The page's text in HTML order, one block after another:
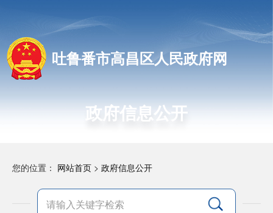
吐鲁番市高昌区人民政府网
政府信息公开
您的位置： 网站首页 > 政府信息公开